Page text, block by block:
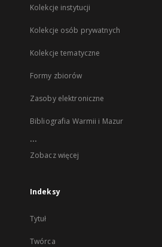
Kolekcje instytucji
Kolekcje osób prywatnych
Kolekcje tematyczne
Formy zbiorów
Zasoby elektroniczne
Bibliografia Warmii i Mazur
...
Zobacz więcej
Indeksy
Tytuł
Twórca